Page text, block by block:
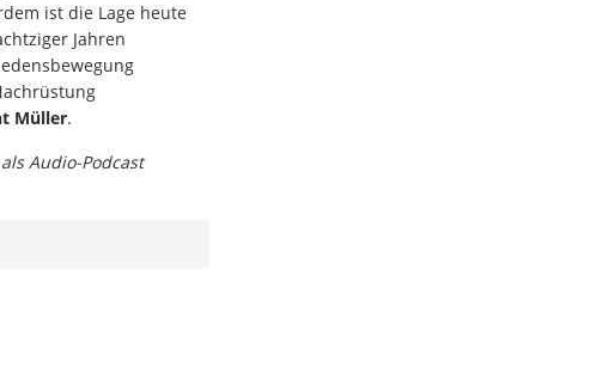
ist die Lage heute
Jahren
Müller.
Audio-Podcast